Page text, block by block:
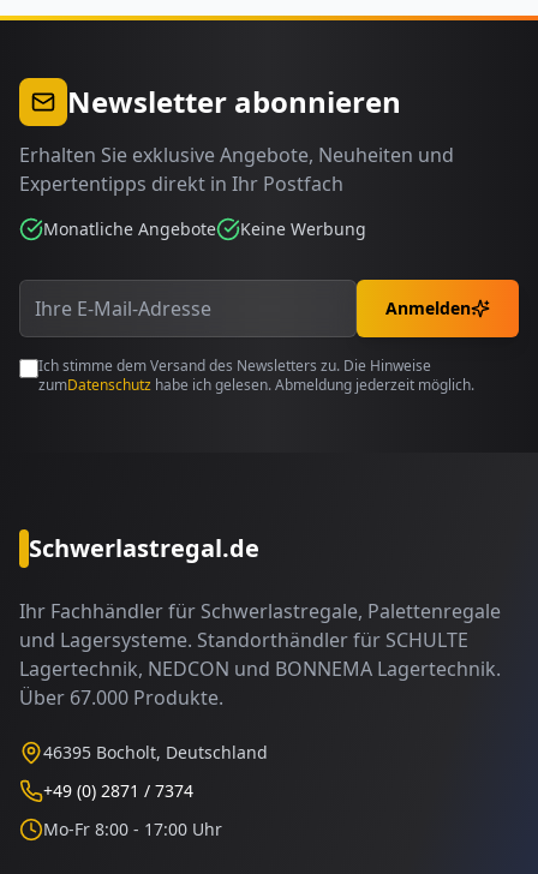
Newsletter abonnieren
Erhalten Sie exklusive Angebote, Neuheiten und
Expertentipps direkt in Ihr Postfach
Monatliche Angebote Keine Werbung
Anmelden
Ich stimme dem Versand des Newsletters zu. Die Hinweise
zumDatenschutz habe ich gelesen. Abmeldung jederzeit möglich.
Schwerlastregal.de
Ihr Fachhändler für Schwerlastregale, Palettenregale
und Lagersysteme. Standorthändler für SCHULTE
Lagertechnik, NEDCON und BONNEMA Lagertechnik.
Über 67.000 Produkte.
46395 Bocholt, Deutschland
+49 (0) 2871 / 7374
Mo-Fr 8:00 - 17:00 Uhr